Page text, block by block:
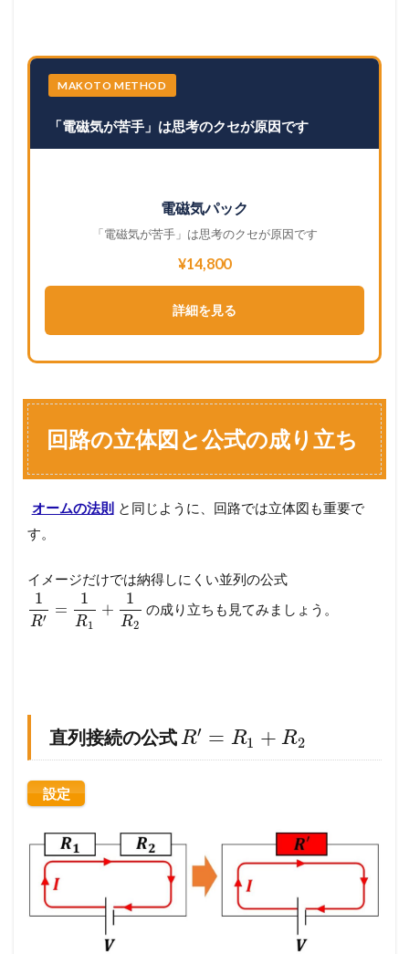
MAKOTO METHOD
「電磁気が苦手」は思考のクセが原因です
電磁気パック
「電磁気が苦手」は思考のクセが原因です
¥14,800
詳細を見る
回路の立体図と公式の成り立ち
オームの法則 と同じように、回路では立体図も重要で
す。
イメージだけでは納得しにくい並列の公式
1
R′ =
1
R1
+
1
R2
の成り立ちも見てみましょう。
直列接続の公式R′ = R1 + R2
設定